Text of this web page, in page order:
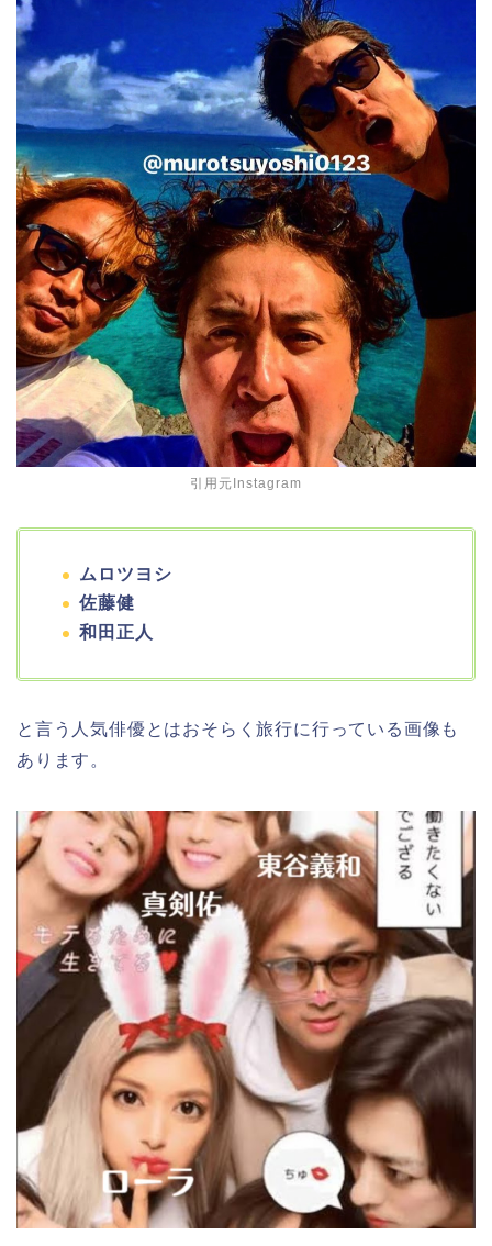
引用元Instagram
ムロツヨシ
佐藤健
和田正人
と言う人気俳優とはおそらく旅行に行っている画像も
あります。